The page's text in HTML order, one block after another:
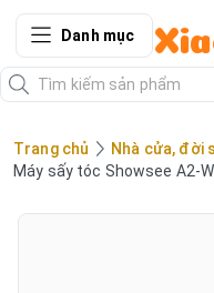
Danh mục
Trang chủ
Nhà cửa, đời
Máy sấy tóc Showsee A2-W